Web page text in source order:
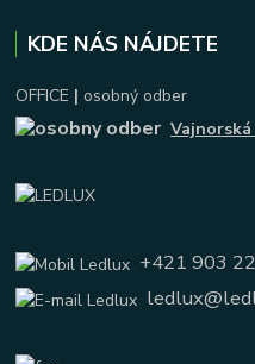
KDE NÁS NÁJDETE
OFFICE | osobný odber
Vajnorská
+421 903